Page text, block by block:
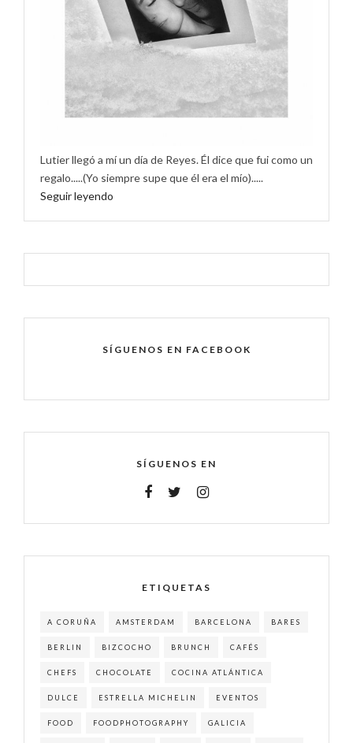
Lutier llegó a mí un día de Reyes. Él dice que fui como un
regalo.....(Yo siempre supe que él era el mío).....
Seguir leyendo
SÍGUENOS EN FACEBOOK
SÍGUENOS EN
ETIQUETAS
A CORUÑA AMSTERDAM BARCELONA BARES
BERLIN BIZCOCHO BRUNCH CAFÉS
CHEFS CHOCOLATE COCINA ATLÁNTICA
DULCE ESTRELLA MICHELIN EVENTOS
FOOD FOODPHOTOGRAPHY GALICIA